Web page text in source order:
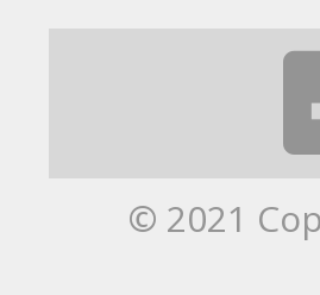
© 2021